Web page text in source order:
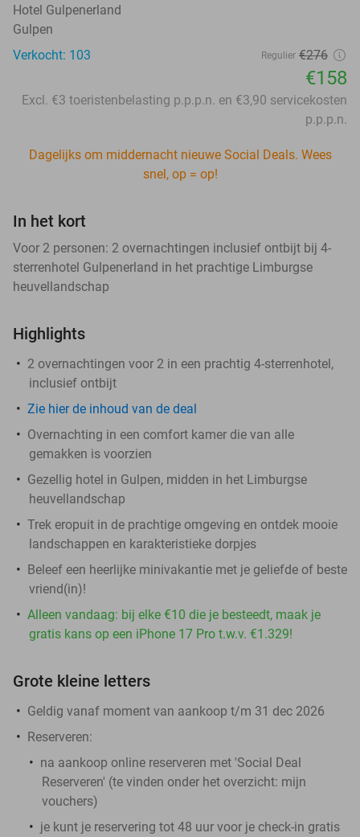
Hotel Gulpenerland
Gulpen
Verkocht: 103
Regulier €276
€158
Excl. €3 toeristenbelasting p.p.p.n. en €3,90 servicekosten
p.p.p.n.
Dagelijks om middernacht nieuwe Social Deals. Wees
snel, op = op!
In het kort
Voor 2 personen: 2 overnachtingen inclusief ontbijt bij 4-
sterrenhotel Gulpenerland in het prachtige Limburgse
heuvellandschap
Highlights
2 overnachtingen voor 2 in een prachtig 4-sterrenhotel,
inclusief ontbijt
Zie hier de inhoud van de deal
Overnachting in een comfort kamer die van alle
gemakken is voorzien
Gezellig hotel in Gulpen, midden in het Limburgse
heuvellandschap
Trek eropuit in de prachtige omgeving en ontdek mooie
landschappen en karakteristieke dorpjes
Beleef een heerlijke minivakantie met je geliefde of beste
vriend(in)!
Alleen vandaag: bij elke €10 die je besteedt, maak je
gratis kans op een iPhone 17 Pro t.w.v. €1.329!
Grote kleine letters
Geldig vanaf moment van aankoop t/m 31 dec 2026
Reserveren:
na aankoop online reserveren met 'Social Deal
Reserveren' (te vinden onder het overzicht: mijn
vouchers)
je kunt je reservering tot 48 uur voor je check-in gratis